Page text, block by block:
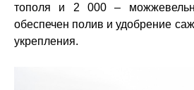
тополя и 2 000 –
обеспечен полив и удобрение
укрепления.